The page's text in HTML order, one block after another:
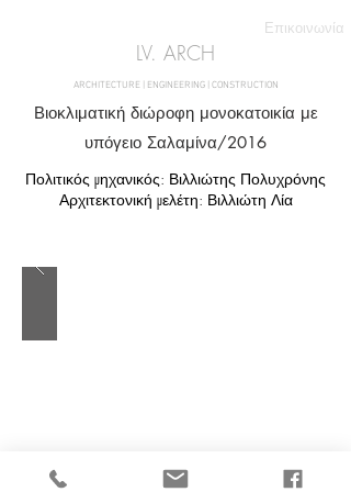
LV. ARCH
ARCHITECTURE | ENGINEERING | CONSTRUCTION
Επικοινωνία
Βιοκλιματική διώροφη μονοκατοικία με
υπόγειο Σαλαμίνα/2016
Πολιτικός μηχανικός: Βιλλιώτης Πολυχρόνης
Αρχιτεκτονική μελέτη: Βιλλιώτη Λία
&lt; Επιστροφή στα Έργα